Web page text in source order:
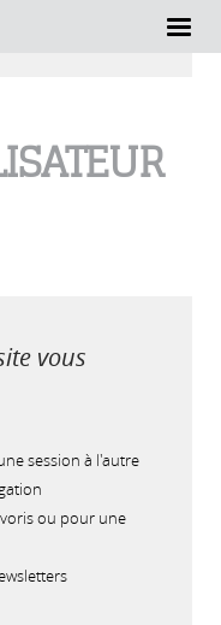
vous
session à l'autre
ou pour une